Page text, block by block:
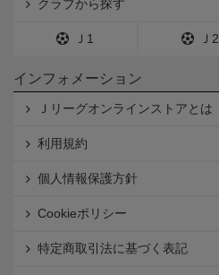
クラブから探す
Ｊ1 Ｊ2
インフォメーション
Ｊリーグオンラインストアとは
利用規約
個人情報保護方針
Cookieポリシー
特定商取引法に基づく表記